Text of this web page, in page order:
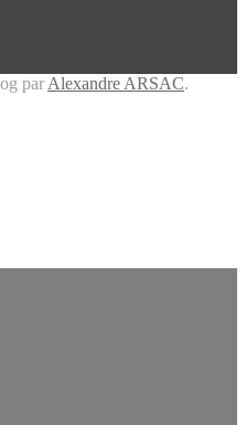
par Alexandre ARSAC.